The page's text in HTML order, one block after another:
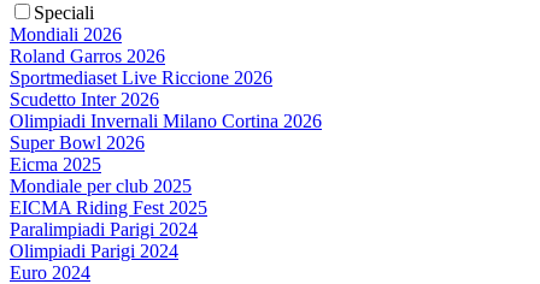
Speciali
Mondiali 2026
Roland Garros 2026
Sportmediaset Live Riccione 2026
Scudetto Inter 2026
Olimpiadi Invernali Milano Cortina 2026
Super Bowl 2026
Eicma 2025
Mondiale per club 2025
EICMA Riding Fest 2025
Paralimpiadi Parigi 2024
Olimpiadi Parigi 2024
Euro 2024